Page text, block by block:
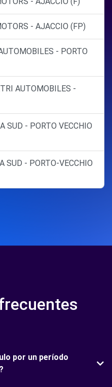
- AJACCIO (FP)
- PORTO
AUTOMOBILES -
SUD - PORTO VECCHIO
SUD - PORTO-VECCHIO
por un período